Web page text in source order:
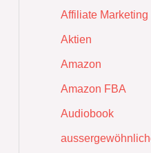
Affiliate Marketing
Aktien
Amazon
Amazon FBA
Audiobook